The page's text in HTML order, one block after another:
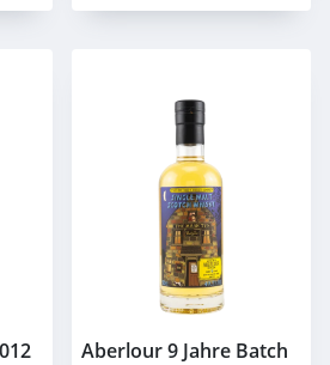
Aberlour 9 Jahre Batch